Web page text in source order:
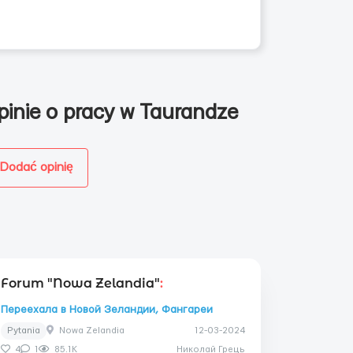
o pracy w Taurandze
Dodać opinię
Forum "Nowa Zelandia":
Переехала в Новой Зеландии, Фангареи
Pytania Nowa Zelandia 12-03-2024
4 1 85.1K Николай Грець